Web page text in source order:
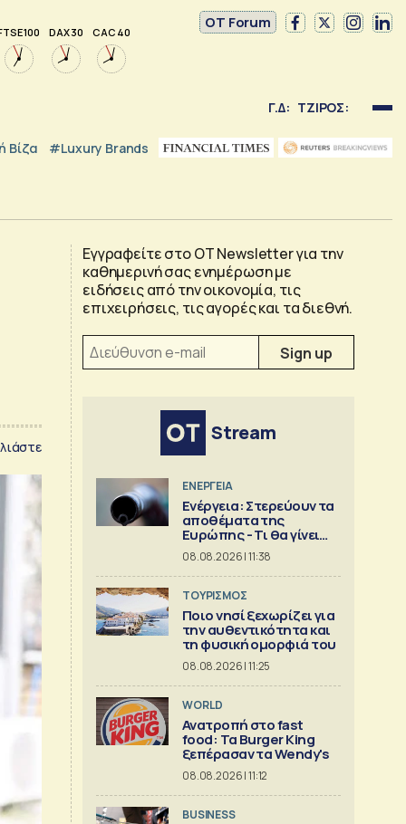
100 DAX 30 CAC 40
OT Forum
Γ.Δ: ΤΖΙΡΟΣ:
Βίζα #luxury Brands
Εγγραφείτε στο OT Newsletter για την
καθημερινή σας ενημέρωση με
ειδήσεις από την οικονομία, τις
επιχειρήσεις, τις αγορές και τα διεθνή.
Stream
ΕΝΕΡΓΕΙΑ
Ενέργεια: Στερεύουν τα
αποθέματα της
Ευρώπης - Τι θα γίνει
τον χειμώνα
08.08.2026 | 11:38
ΤΟΥΡΙΣΜΟΣ
Ποιο νησί ξεχωρίζει για
την αυθεντικότητα και
τη φυσική ομορφιά του
08.08.2026 | 11:25
WORLD
Ανατροπή στο fast
food: Τα Burger King
ξεπέρασαν τα Wendy's
08.08.2026 | 11:12
BUSINESS